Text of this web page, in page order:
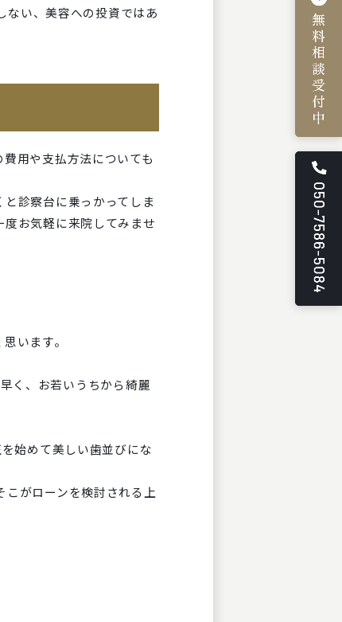
ない、美容への投資ではあ
用や支払方法についても
診察台に乗っかってしま
お気軽に来院してみませ
います。
く、お若いうちから綺麗
始めて美しい歯並びにな
こがローンを検討される上